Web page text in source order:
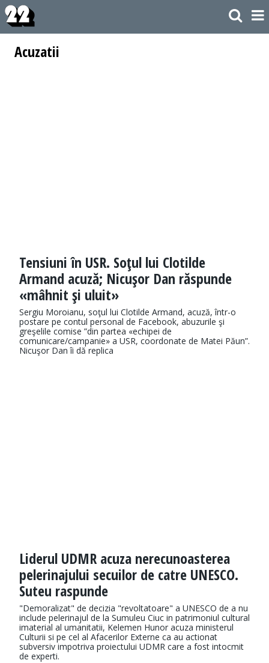
Acuzatii
Tensiuni în USR. Soţul lui Clotilde
Armand acuză; Nicuşor Dan răspunde
«mâhnit şi uluit»
Sergiu Moroianu, soţul lui Clotilde Armand, acuză, într-o
postare pe contul personal de Facebook, abuzurile şi
greşelile comise ”din partea «echipei de
comunicare/campanie» a USR, coordonate de Matei Păun”.
Nicuşor Dan îi dă replica
Liderul UDMR acuza nerecunoasterea
pelerinajului secuilor de catre UNESCO.
Suteu raspunde
"Demoralizat" de decizia "revoltatoare" a UNESCO de a nu
include pelerinajul de la Sumuleu Ciuc in patrimoniul cultural
imaterial al umanitatii, Kelemen Hunor acuza ministerul
Culturii si pe cel al Afacerilor Externe ca au actionat
subversiv impotriva proiectului UDMR care a fost intocmit
de experti.